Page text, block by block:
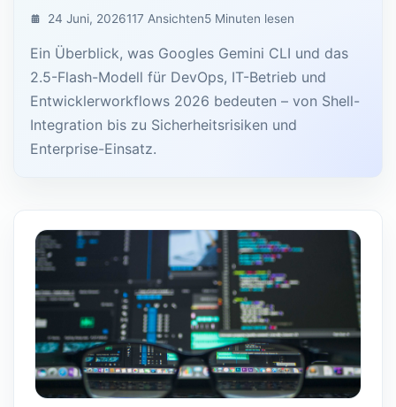
24 Juni, 2026117 Ansichten5 Minuten lesen
Ein Überblick, was Googles Gemini CLI und das
2.5-Flash-Modell für DevOps, IT-Betrieb und
Entwicklerworkflows 2026 bedeuten – von Shell-
Integration bis zu Sicherheitsrisiken und
Enterprise-Einsatz.